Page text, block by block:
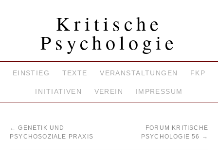
Kritische
Psychologie
EINSTIEG TEXTE VERANSTALTUNGEN FKP
INITIATIVEN VEREIN IMPRESSUM
← GENETIK UND
PSYCHOSOZIALE PRAXIS
FORUM KRITISCHE
PSYCHOLOGIE 56
→